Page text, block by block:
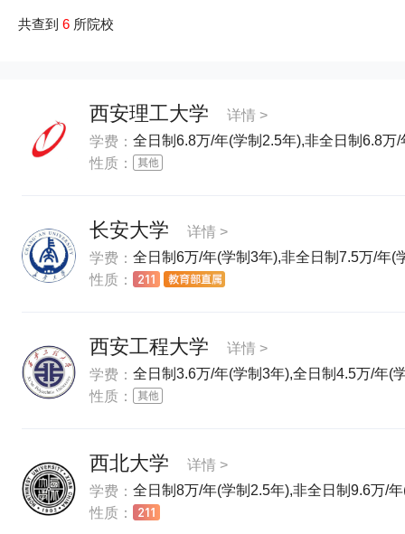
共查到 6 所院校
西安理工大学
详情 >
学费： 全日制6.8万/年(学制2.5年),非全日制6.8
性质：
长安大学
详情 >
学费： 全日制6万/年(学制3年),非全日制7.5万/年(
性质：
西安工程大学
详情 >
学费： 全日制3.6万/年(学制3年),全日制4.5万/年(
性质：
西北大学
详情 >
学费： 全日制8万/年(学制2.5年),非全日制9.6万/
性质：